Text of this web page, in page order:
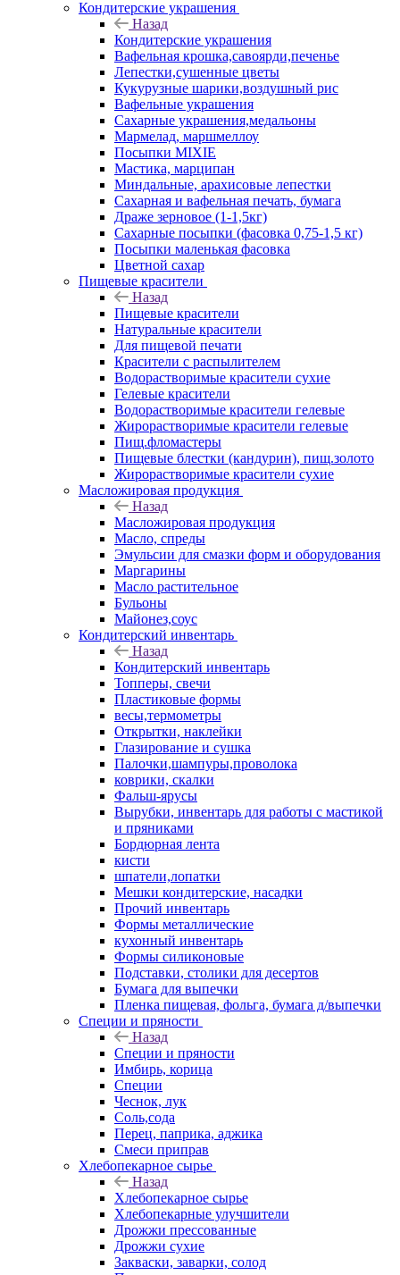
Кондитерские украшения
Назад
Кондитерские украшения
Вафельная крошка,савоярди,печенье
Лепестки,сушенные цветы
Кукурузные шарики,воздушный рис
Вафельные украшения
Сахарные украшения,медальоны
Мармелад, маршмеллоу
Посыпки MIXIE
Мастика, марципан
Миндальные, арахисовые лепестки
Сахарная и вафельная печать, бумага
Драже зерновое (1-1,5кг)
Сахарные посыпки (фасовка 0,75-1,5 кг)
Посыпки маленькая фасовка
Цветной сахар
Пищевые красители
Назад
Пищевые красители
Натуральные красители
Для пищевой печати
Красители с распылителем
Водорастворимые красители сухие
Гелевые красители
Водорастворимые красители гелевые
Жирорастворимые красители гелевые
Пищ.фломастеры
Пищевые блестки (кандурин), пищ.золото
Жирорастворимые красители сухие
Масложировая продукция
Назад
Масложировая продукция
Масло, спреды
Эмульсии для смазки форм и оборудования
Маргарины
Масло растительное
Бульоны
Майонез,соус
Кондитерский инвентарь
Назад
Кондитерский инвентарь
Топперы, свечи
Пластиковые формы
весы,термометры
Открытки, наклейки
Глазирование и сушка
Палочки,шампуры,проволока
коврики, скалки
Фальш-ярусы
Вырубки, инвентарь для работы с мастикой
и пряниками
Бордюрная лента
кисти
шпатели,лопатки
Мешки кондитерские, насадки
Прочий инвентарь
Формы металлические
кухонный инвентарь
Формы силиконовые
Подставки, столики для десертов
Бумага для выпечки
Пленка пищевая, фольга, бумага д/выпечки
Специи и пряности
Назад
Специи и пряности
Имбирь, корица
Специи
Чеснок, лук
Соль,сода
Перец, паприка, аджика
Смеси приправ
Хлебопекарное сырье
Назад
Хлебопекарное сырье
Хлебопекарные улучшители
Дрожжи прессованные
Дрожжи сухие
Закваски, заварки, солод